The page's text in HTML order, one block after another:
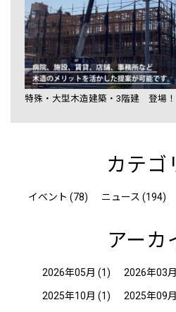
特殊・大型木造建築・3階建 登場！
カテゴ
イベント (78) ニュース (194)
アーカ
2026年05月 (1) 2026年03月
2025年10月 (1) 2025年09月